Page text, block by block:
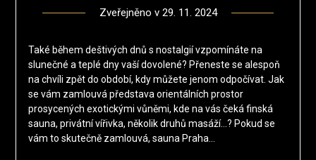
Zveřejněno v 29. 11. 2024
Také během deštivých dnů s nostalgií vzpomínáte na
slunečné a teplé dny vaší dovolené? Přeneste se alespoň
na chvíli zpět do období, kdy můžete jenom odpočívat. Jak
se vám zamlouvá představa orientálních prostor
prosycených exotickými vůněmi, kde na vás čeká finská
sauna, privátní vířivka, několik druhů masáží…? Pokud se
vám to skutečně zamlouvá, sauna Praha…